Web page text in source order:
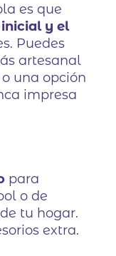
es que
y el
Puedes
artesanal
una opción
impresa
para
o de
tu hogar.
extra.